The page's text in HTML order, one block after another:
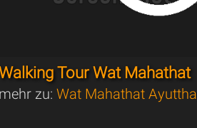
Tour Wat Mahathat
mehr zu:Wat Mahathat